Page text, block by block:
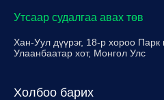
Утсаар судалгаа авах төв
Хан-Уул дүүрэг, 18-р хороо Парк
Улаанбаатар хот, Монгол Улс
Холбоо барих